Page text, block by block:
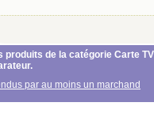
de la catégorie Carte
par au moins un marchand